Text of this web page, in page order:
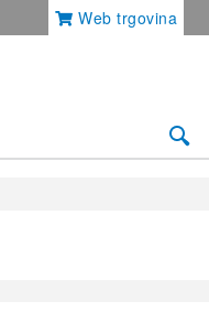
Web trgovina